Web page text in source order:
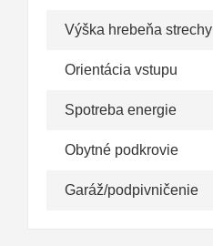
Výška hrebeňa strechy
Orientácia vstupu
Spotreba energie
Obytné podkrovie
Garáž/podpivničenie